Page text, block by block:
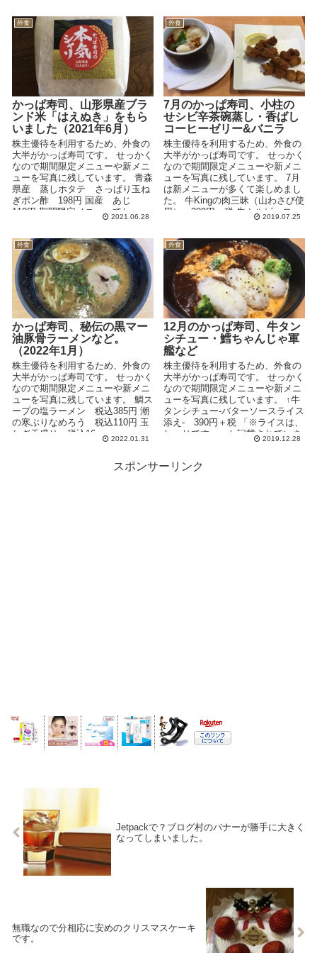
外食
かっぱ寿司、山形県産ブラ
ンド米「はえぬき」をもら
いました（2021年6月）
株主優待を利用するため、外食の
大半がかっぱ寿司です。 せっかく
なので期間限定メニューや新メニ
ューを写真に残しています。 青森
県産 蒸しホタテ さっぱり玉ね
ぎポン酢 198円 国産 あじ
110円 期間限定メニューでし...
2021.06.28
外食
7月のかっぱ寿司、小柱の
せシビ辛茶碗蒸し・香ばし
コーヒーゼリー&バニラ
株主優待を利用するため、外食の
大半がかっぱ寿司です。 せっかく
なので期間限定メニューや新メニ
ューを写真に残しています。 7月
は新メニューが多くて楽しめまし
た。 牛Kingの肉三昧（山わさび使
用） 280円＋税 牛カルビ、ロー
2019.07.25
外食
かっぱ寿司、秘伝の黒マー
油豚骨ラーメンなど。
（2022年1月）
株主優待を利用するため、外食の
大半がかっぱ寿司です。 せっかく
なので期間限定メニューや新メニ
ューを写真に残しています。 鯛ス
ープの塩ラーメン 税込385円 潮
の寒ぶりなめろう 税込110円 玉
ねぎ天盛り 税込16...
2022.01.31
外食
12月のかっぱ寿司、牛タン
シチュー・鱈ちゃんじゃ軍
艦など
株主優待を利用するため、外食の
大半がかっぱ寿司です。 せっかく
なので期間限定メニューや新メニ
ューを写真に残しています。 ↑牛
タンシチュー-バターソースライス
添え- 390円＋税 「※ライスは、
しゃりです。」と記載されていま
2019.12.28
スポンサーリンク
Jetpackで？ブログ村のバナーが勝手に大きく
なってしまいました。
無職なので分相応に安めのクリスマスケーキ
です。